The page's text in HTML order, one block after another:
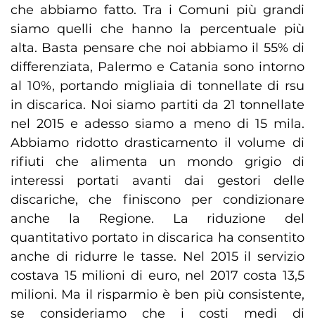
che abbiamo fatto. Tra i Comuni più grandi
siamo quelli che hanno la percentuale più
alta. Basta pensare che noi abbiamo il 55% di
differenziata, Palermo e Catania sono intorno
al 10%, portando migliaia di tonnellate di rsu
in discarica. Noi siamo partiti da 21 tonnellate
nel 2015 e adesso siamo a meno di 15 mila.
Abbiamo ridotto drasticamento il volume di
rifiuti che alimenta un mondo grigio di
interessi portati avanti dai gestori delle
discariche, che finiscono per condizionare
anche la Regione. La riduzione del
quantitativo portato in discarica ha consentito
anche di ridurre le tasse. Nel 2015 il servizio
costava 15 milioni di euro, nel 2017 costa 13,5
milioni. Ma il risparmio è ben più consistente,
se consideriamo che i costi medi di